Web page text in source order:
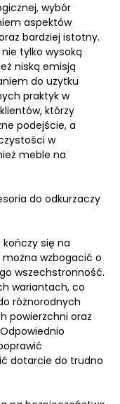
wybór
aspektów
bardziej istotny.
tylko wysoką
niską emisją
do użytku
praktyk w
którzy
podejście, a
w
meble na
do odkurzaczy
kończy się na
wzbogacić o
wszechstronność.
wariantach, co
różnorodnych
powierzchni oraz
dotarcie do trudno